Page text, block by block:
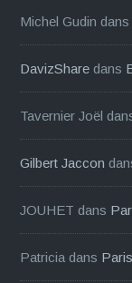
Michel Gudin dans
DavizShare dans
Tavernier Joël
Gilbert Jaccon
JOUHET dans
Patricia dans